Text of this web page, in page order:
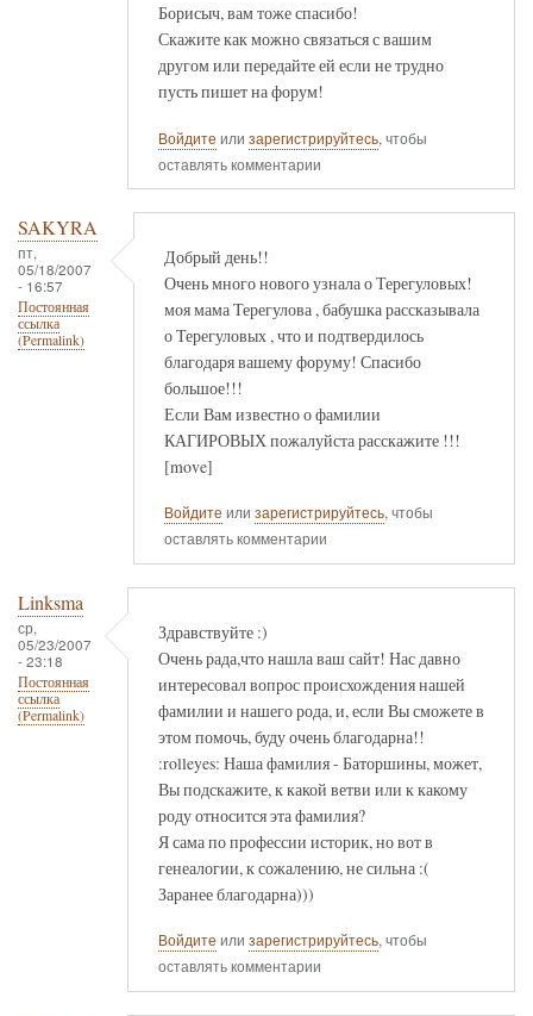
Борисыч, вам тоже спасибо!
Скажите как можно связаться с вашим
другом или передайте ей если не трудно
пусть пишет на форум!
Войдите или зарегистрируйтесь, чтобы
оставлять комментарии
SAKYRA
пт,
05/18/2007
- 16:57
Постоянная
ссылка
(Permalink)
Добрый день!!
Очень много нового узнала о Терегуловых!
моя мама Терегулова , бабушка рассказывала
о Терегуловых , что и подтвердилось
благодаря вашему форуму! Спасибо
большое!!!
Если Вам известно о фамилии
КАГИРОВЫХ пожалуйста расскажите !!!
[move]
Войдите или зарегистрируйтесь, чтобы
оставлять комментарии
Linksma
ср,
05/23/2007
- 23:18
Постоянная
ссылка
(Permalink)
Здравствуйте :)
Очень рада,что нашла ваш сайт! Нас давно
интересовал вопрос происхождения нашей
фамилии и нашего рода, и, если Вы сможете в
этом помочь, буду очень благодарна!!
:rolleyes: Наша фамилия - Баторшины, может,
Вы подскажите, к какой ветви или к какому
роду относится эта фамилия?
Я сама по профессии историк, но вот в
генеалогии, к сожалению, не сильна :(
Заранее благодарна)))
Войдите или зарегистрируйтесь, чтобы
оставлять комментарии